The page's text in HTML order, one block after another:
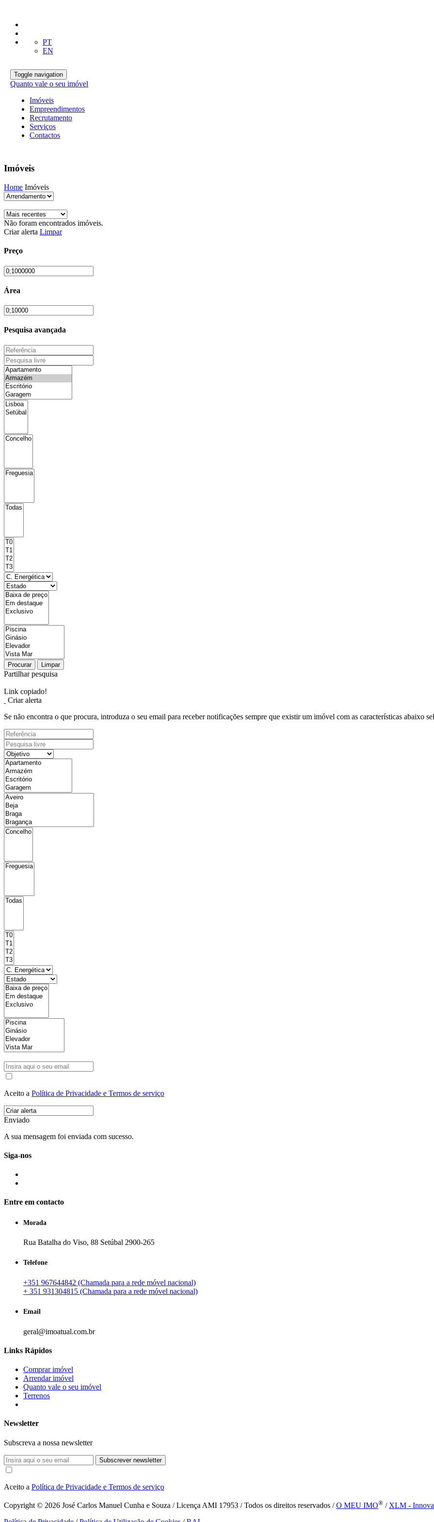
PT
EN
Toggle navigation
Quanto vale o seu imóvel
Imóveis
Empreendimentos
Recrutamento
Serviços
Contactos
Imóveis
Home Imóveis
Não foram encontrados imóveis.
Criar alerta Limpar
Preço
Área
Pesquisa avançada
Procurar Limpar
Partilhar pesquisa
Link copiado!
Criar alerta
Se não encontra o que procura, introduza o seu email para receber notificações sempre que existir um imóvel com as características abaixo
Aceito a Política de Privacidade e Termos de serviço
Enviado
A sua mensagem foi enviada com sucesso.
Siga-nos
Entre em contacto
Morada
Rua Batalha do Viso, 88 Setúbal 2900-265
Telefone
+351 967644842 (Chamada para a rede móvel nacional)
+ 351 931304815 (Chamada para a rede móvel nacional)
Email
geral@imoatual.com.br
Links Rápidos
Comprar imóvel
Arrendar imóvel
Quanto vale o seu imóvel
Terrenos
Newsletter
Subscreva a nossa newsletter
Subscrever newsletter
Aceito a Política de Privacidade e Termos de serviço
Copyright © 2026 José Carlos Manuel Cunha e Souza / Licença AMI 17953 / Todos os direitos reservados /O MEU IMO® / XLM -